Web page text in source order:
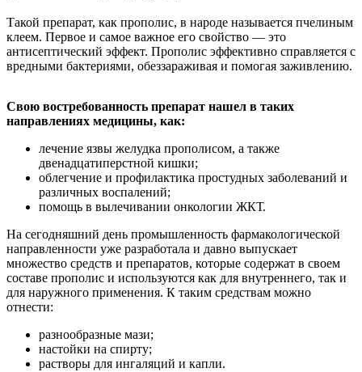
Такой препарат, как прополис, в народе называется пчелиным
клеем. Первое и самое важное его свойство — это
антисептический эффект. Прополис эффективно справляется с
вредными бактериями, обеззараживая и помогая заживлению.
Свою востребованность препарат нашел в таких
направлениях медицины, как:
лечение язвы желудка прополисом, а также
двенадцатиперстной кишки;
облегчение и профилактика простудных заболеваний и
различных воспалений;
помощь в вылечивании онкологии ЖКТ.
На сегодняшний день промышленность фармакологической
направленности уже разработала и давно выпускает
множество средств и препаратов, которые содержат в своем
составе прополис и используются как для внутреннего, так и
для наружного применения. К таким средствам можно
отнести:
разнообразные мази;
настойки на спирту;
растворы для ингаляций и капли.